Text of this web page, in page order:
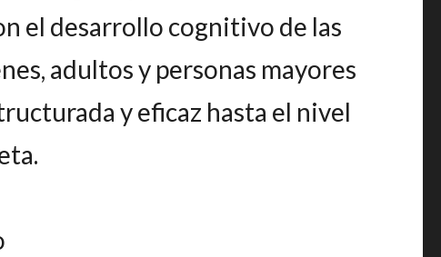
el desarrollo cognitivo de las
adultos y personas mayores
y eficaz hasta el nivel